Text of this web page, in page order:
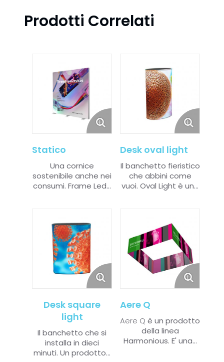
Prodotti Correlati
Statico
Una cornice
sostenibile anche nei
consumi. Frame Led...
Desk oval light
Il banchetto fieristico
che abbini come
vuoi. Oval Light è un...
Desk square
light
Il banchetto che si
installa in dieci
minuti. Un prodotto...
Aere Q
Aere Q è un prodotto
della linea
Harmonious. E' una...